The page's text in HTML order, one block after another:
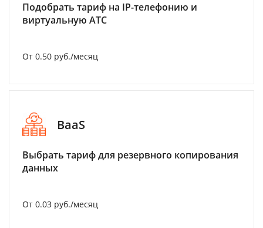
Подобрать тариф на IP-телефонию и
виртуальную АТС
От 0.50 руб./месяц
BaaS
Выбрать тариф для резервного копирования
данных
От 0.03 руб./месяц